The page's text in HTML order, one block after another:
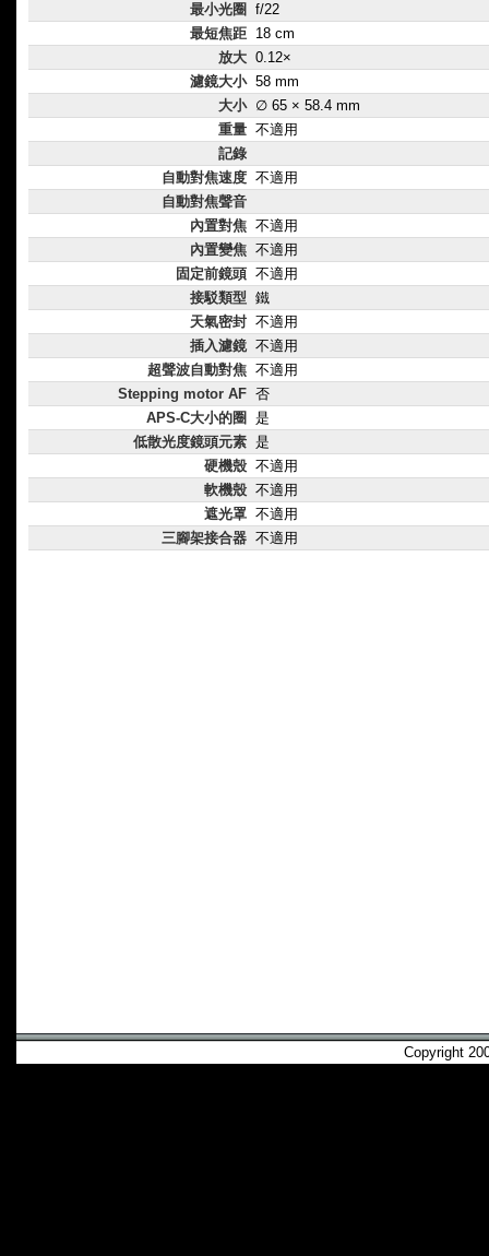
最小光圈
f/22
最短焦距 18 cm
放大 0.12×
濾鏡大小 58 mm
大小 ∅ 65 × 58.4 mm
重量 不適用
記錄
自動對焦速度 不適用
自動對焦聲音
內置對焦 不適用
內置變焦 不適用
固定前鏡頭 不適用
接駁類型 鐵
天氣密封 不適用
插入濾鏡 不適用
超聲波自動對焦 不適用
Stepping motor AF 否
APS-C大小的圈
是
低散光度鏡頭元素 是
硬機殼 不適用
軟機殼 不適用
遮光罩 不適用
三腳架接合器 不適用
Copyright